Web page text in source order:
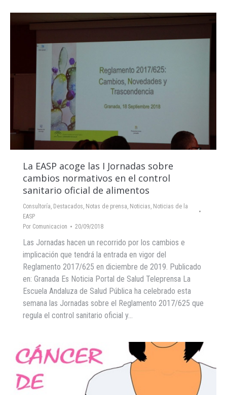
La EASP acoge las I Jornadas sobre
cambios normativos en el control
sanitario oficial de alimentos
Consultoría, Destacados, Notas de prensa, Noticias, Noticias de la
EASP
Por Comunicacion 20/09/2018
Las Jornadas hacen un recorrido por los cambios e
implicación que tendrá la entrada en vigor del
Reglamento 2017/625 en diciembre de 2019. Publicado
en: Granada Es Noticia Portal de Salud Teleprensa La
Escuela Andaluza de Salud Pública ha celebrado esta
semana las Jornadas sobre el Reglamento 2017/625 que
regula el control sanitario oficial y…